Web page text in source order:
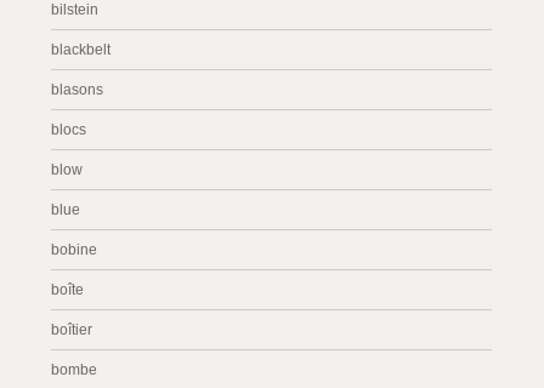
bilstein
blackbelt
blasons
blocs
blow
blue
bobine
boîte
boîtier
bombe